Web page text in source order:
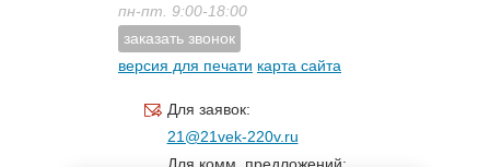
пн-пт. 9:00-18:00
заказать звонок
версия для печати карта сайта
Для заявок:
21@21vek-220v.ru
Для комм. предложений: